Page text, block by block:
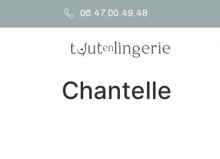
06.47.00.49.48
Chantelle